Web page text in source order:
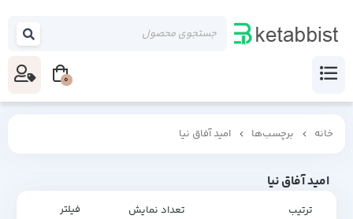
خانه برچسب‌ها امید آفاق نیا
امید آفاق نیا
ترتیب تعداد نمایش فیلتر
0